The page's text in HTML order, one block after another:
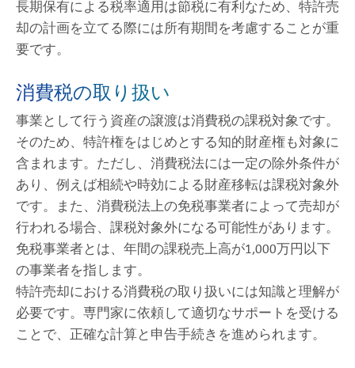
長期保有による税率適用は節税に有利なため、特許売
却の計画を立てる際には所有期間を考慮することが重
要です。
消費税の取り扱い
事業として行う資産の譲渡は消費税の課税対象です。
そのため、特許権をはじめとする知的財産権も対象に
含まれます。ただし、消費税法には一定の除外条件が
あり、例えば相続や時効による財産移転は課税対象外
です。また、消費税法上の免税事業者によって売却が
行われる場合、課税対象外になる可能性があります。
免税事業者とは、年間の課税売上高が1,000万円以下
の事業者を指します。
特許売却における消費税の取り扱いには知識と理解が
必要です。専門家に依頼して適切なサポートを受ける
ことで、正確な計算と申告手続きを進められます。